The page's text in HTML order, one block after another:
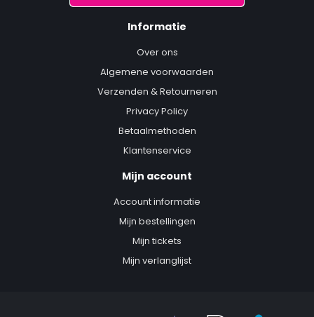
Informatie
Over ons
Algemene voorwaarden
Verzenden & Retourneren
Privacy Policy
Betaalmethoden
Klantenservice
Mijn account
Account informatie
Mijn bestellingen
Mijn tickets
Mijn verlanglijst